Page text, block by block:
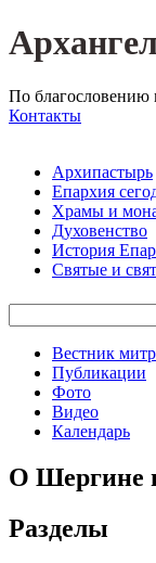
По благословению
Контакты
Архипастырь
Епархия
Храмы и
Духовенство
История
Святые и
Вестник
Публикации
Фото
Видео
Календарь
О Шергине
Разделы